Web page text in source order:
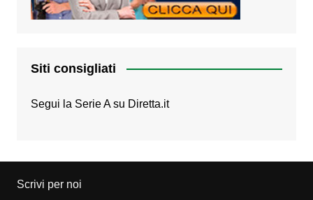
Siti consigliati
Segui la Serie A su Diretta.it
Scrivi per noi